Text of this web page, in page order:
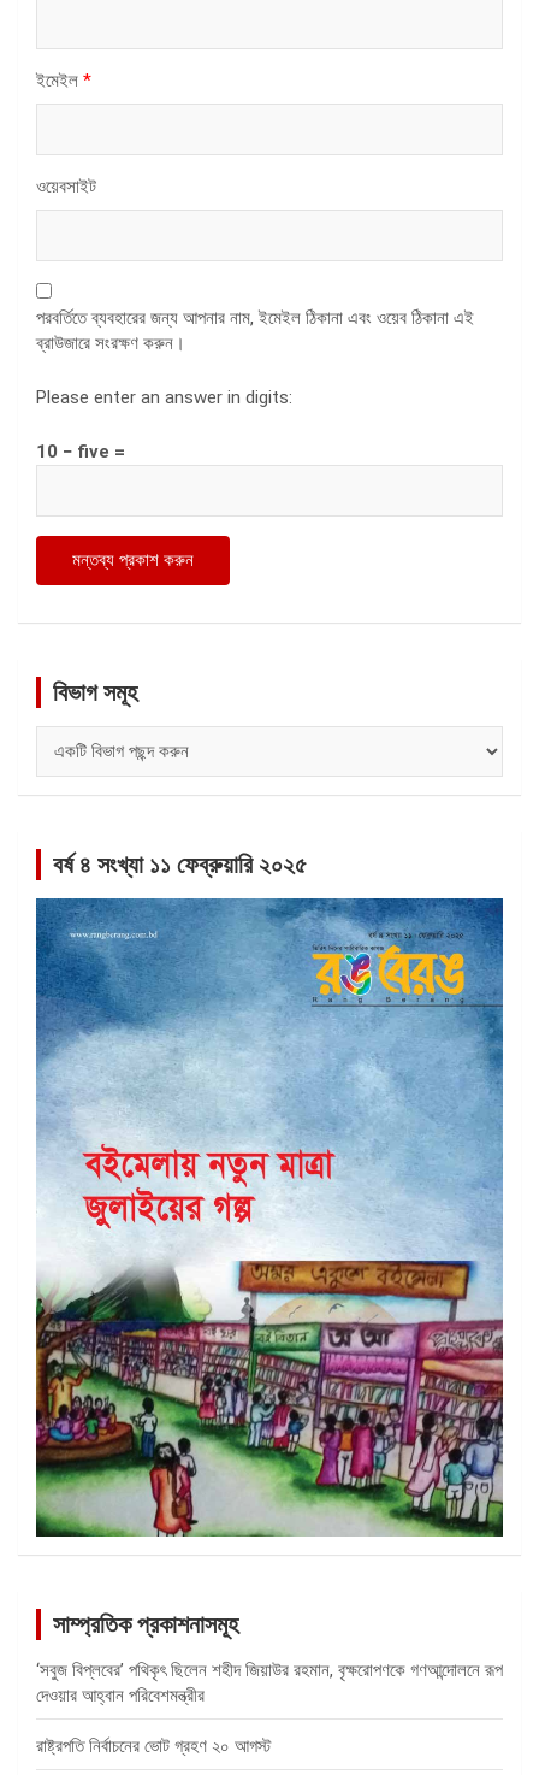
ইমেইল *
ওয়েবসাইট
পরবর্তিতে ব্যবহারের জন্য আপনার নাম, ইমেইল ঠিকানা এবং ওয়েব ঠিকানা এই
ব্রাউজারে সংরক্ষণ করুন।
Please enter an answer in digits:
10 − five =
বিভাগ সমূহ
সমূহ
বর্ষ ৪ সংখ্যা ১১ ফেব্রুয়ারি ২০২৫
সাম্প্রতিক প্রকাশনাসমূহ
‘সবুজ বিপ্লবের’ পথিকৃৎ ছিলেন শহীদ জিয়াউর রহমান, বৃক্ষরোপণকে গণআন্দোলনে রূপ
দেওয়ার আহ্বান পরিবেশমন্ত্রীর
রাষ্ট্রপতি নির্বাচনের ভোট গ্রহণ ২০ আগস্ট